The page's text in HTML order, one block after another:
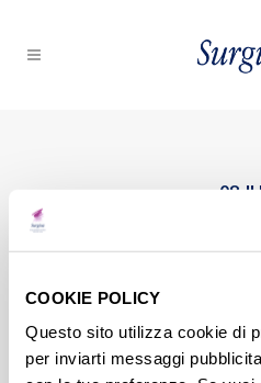
COOKIE POLICY
Questo sito utilizza cookie di
per inviarti messaggi
08
Posted at 15:15hinby